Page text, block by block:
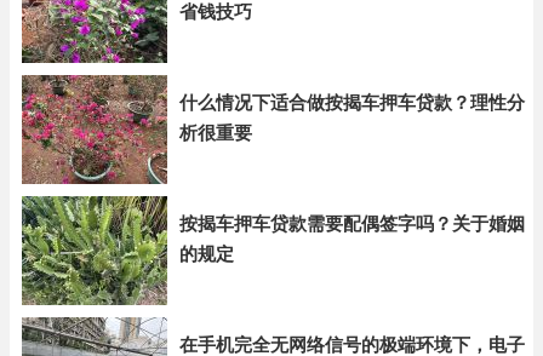
省钱技巧
什么情况下适合做按揭车押车贷款？理性分
析很重要
按揭车押车贷款需要配偶签字吗？关于婚姻
的规定
在手机完全无网络信号的极端环境下，电子